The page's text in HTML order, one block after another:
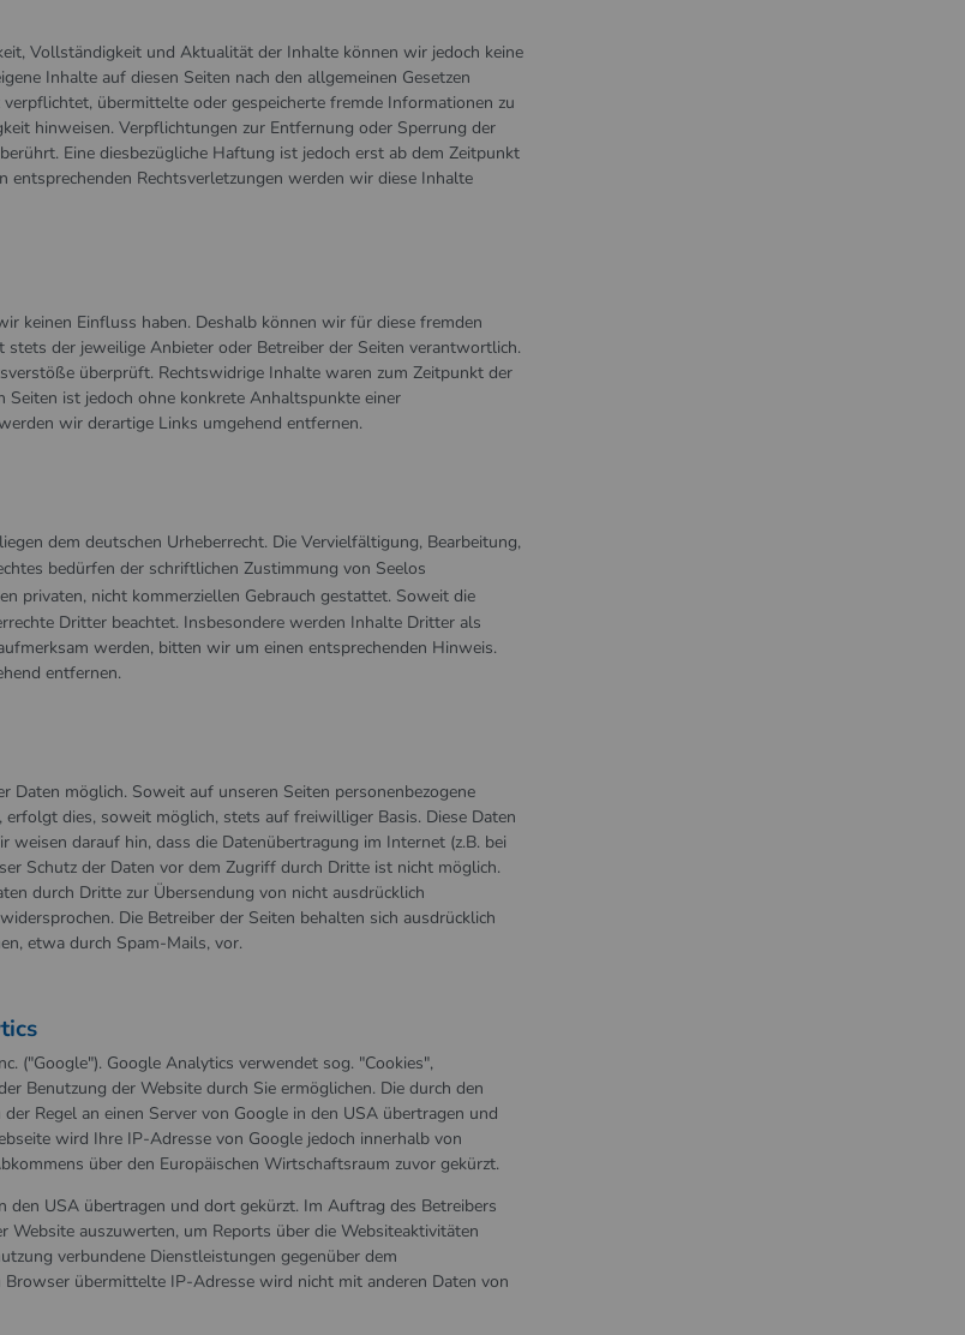
Vollständigkeit und Aktualität der Inhalte können wir jedoch keine
Inhalte auf diesen Seiten nach den allgemeinen Gesetzen
übermittelte oder gespeicherte fremde Informationen zu
hinweisen. Verpflichtungen zur Entfernung oder Sperrung der
Eine diesbezügliche Haftung ist jedoch erst ab dem Zeitpunkt
Rechtsverletzungen werden wir diese Inhalte
keinen Einfluss haben. Deshalb können wir für diese fremden
der jeweilige Anbieter oder Betreiber der Seiten verantwortlich.
überprüft. Rechtswidrige Inhalte waren zum Zeitpunkt der
ist jedoch ohne konkrete Anhaltspunkte einer
wir derartige Links umgehend entfernen.
dem deutschen Urheberrecht. Die Vervielfältigung, Bearbeitung,
bedürfen der schriftlichen Zustimmung von Seelos
privaten, nicht kommerziellen Gebrauch gestattet. Soweit die
Dritter beachtet. Insbesondere werden Inhalte Dritter als
werden, bitten wir um einen entsprechenden Hinweis.
entfernen.
Daten möglich. Soweit auf unseren Seiten personenbezogene
dies, soweit möglich, stets auf freiwilliger Basis. Diese Daten
darauf hin, dass die Datenübertragung im Internet (z.B. bei
Schutz der Daten vor dem Zugriff durch Dritte ist nicht möglich.
durch Dritte zur Übersendung von nicht ausdrücklich
Die Betreiber der Seiten behalten sich ausdrücklich
etwa durch Spam-Mails, vor.
("Google"). Google Analytics verwendet sog. "Cookies",
Benutzung der Website durch Sie ermöglichen. Die durch den
Regel an einen Server von Google in den USA übertragen und
wird Ihre IP-Adresse von Google jedoch innerhalb von
über den Europäischen Wirtschaftsraum zuvor gekürzt.
USA übertragen und dort gekürzt. Im Auftrag des Betreibers
auszuwerten, um Reports über die Websiteaktivitäten
verbundene Dienstleistungen gegenüber dem
übermittelte IP-Adresse wird nicht mit anderen Daten von